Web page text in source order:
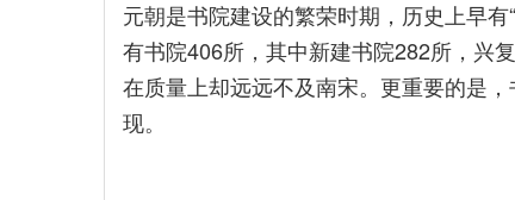
元朝是书院建设的繁荣时期，历史上早
有书院406所，其中新建书院282所，兴
在质量上却远远不及南宋。更重要的是
现。